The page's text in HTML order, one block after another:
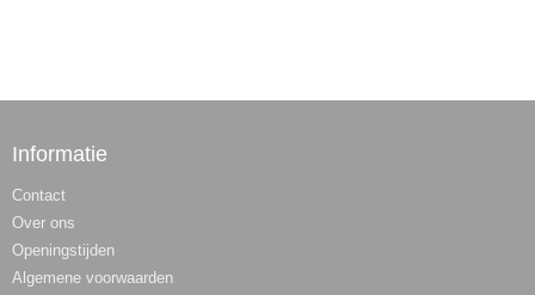
Informatie
Contact
Over ons
Openingstijden
Algemene voorwaarden